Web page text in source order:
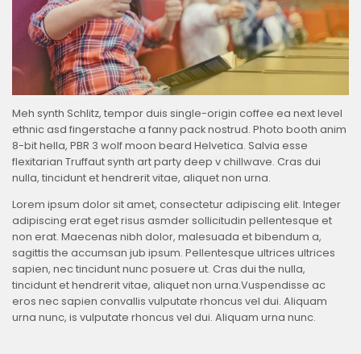
Meh synth Schlitz, tempor duis single-origin coffee ea next level
ethnic asd fingerstache a fanny pack nostrud. Photo booth anim
8-bit hella, PBR 3 wolf moon beard Helvetica. Salvia esse
flexitarian Truffaut synth art party deep v chillwave. Cras dui
nulla, tincidunt et hendrerit vitae, aliquet non urna.
Lorem ipsum dolor sit amet, consectetur adipiscing elit. Integer
adipiscing erat eget risus asmder sollicitudin pellentesque et
non erat. Maecenas nibh dolor, malesuada et bibendum a,
sagittis the accumsan jub ipsum. Pellentesque ultrices ultrices
sapien, nec tincidunt nunc posuere ut. Cras dui the nulla,
tincidunt et hendrerit vitae, aliquet non urna.Vuspendisse ac
eros nec sapien convallis vulputate rhoncus vel dui. Aliquam
urna nunc, is vulputate rhoncus vel dui. Aliquam urna nunc.